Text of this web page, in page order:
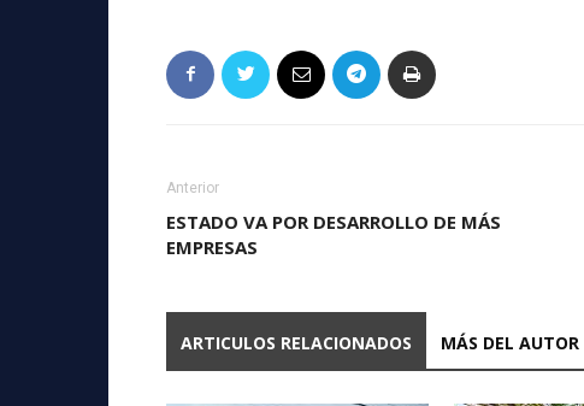
Anterior
ESTADO VA POR DESARROLLO DE MÁS
EMPRESAS
ARTICULOS RELACIONADOS MÁS DEL AUTOR